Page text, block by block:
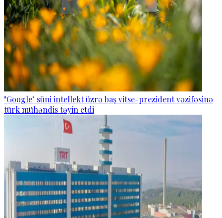
"Google" süni intellekt üzrə baş vitse-prezident vəzifəsinə
türk mühəndis təyin etdi